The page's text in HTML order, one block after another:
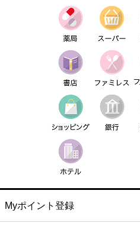
Myポイント登録